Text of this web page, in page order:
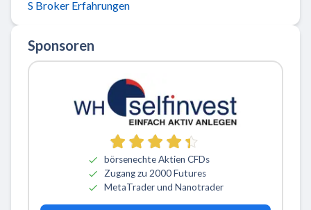
S Broker Erfahrungen
Sponsoren
börsenechte Aktien CFDs
Zugang zu 2000 Futures
MetaTrader und Nanotrader